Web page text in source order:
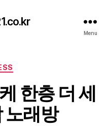
Menu
한층 더 세
노래방